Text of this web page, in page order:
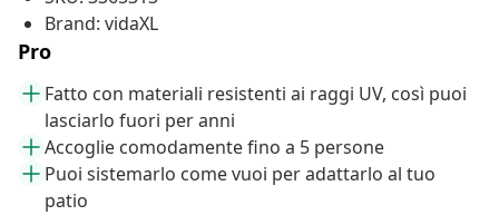
Brand: vidaXL
Pro
Fatto con materiali resistenti ai raggi UV, così puoi
lasciarlo fuori per anni
Accoglie comodamente fino a 5 persone
Puoi sistemarlo come vuoi per adattarlo al tuo
patio